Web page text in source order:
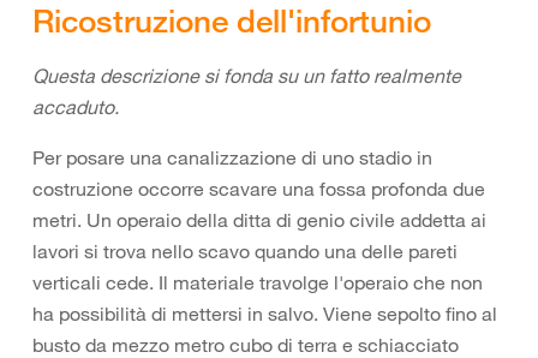
Ricostruzione dell'infortunio
Questa descrizione si fonda su un fatto realmente
accaduto.
Per posare una canalizzazione di uno stadio in
costruzione occorre scavare una fossa profonda due
metri. Un operaio della ditta di genio civile addetta ai
lavori si trova nello scavo quando una delle pareti
verticali cede. Il materiale travolge l'operaio che non
ha possibilità di mettersi in salvo. Viene sepolto fino al
busto da mezzo metro cubo di terra e schiacciato